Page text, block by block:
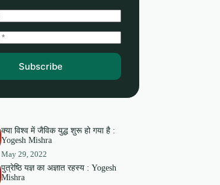
Subscribe
क्या विश्व में जैविक युद्ध शुरू हो गया है :
Yogesh Mishra
May 29, 2022
पुत्रेष्ठि यज्ञ का अज्ञात रहस्य : Yogesh
Mishra